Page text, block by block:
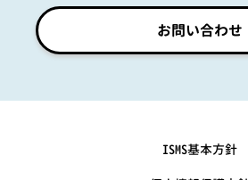
お問い合わせ
ISMS基本方針